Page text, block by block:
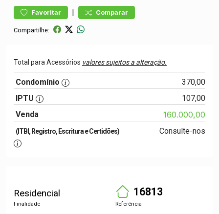
Favoritar | Comparar
Compartilhe:
Total para Acessórios valores sujeitos a alteração.
Condomínio
370,00
IPTU
107,00
Venda
160.000,00
(ITBI, Registro, Escritura e Certidões) Consulte-nos
Residencial
Finalidade
16813
Referência